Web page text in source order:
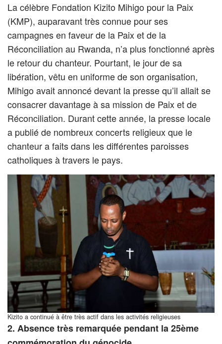
La célèbre Fondation Kizito Mihigo pour la Paix
(KMP), auparavant très connue pour ses
campagnes en faveur de la Paix et de la
Réconciliation au Rwanda, n’a plus fonctionné après
le retour du chanteur. Pourtant, le jour de sa
libération, vêtu en uniforme de son organisation,
Mihigo avait annoncé devant la presse qu’il allait se
consacrer davantage à sa mission de Paix et de
Réconciliation. Durant cette année, la presse locale
a publié de nombreux concerts religieux que le
chanteur a faits dans les différentes paroisses
catholiques à travers le pays.
Kizito a continué à être très actif dans les activités religieuses
2. Absence très remarquée pendant la 25ème